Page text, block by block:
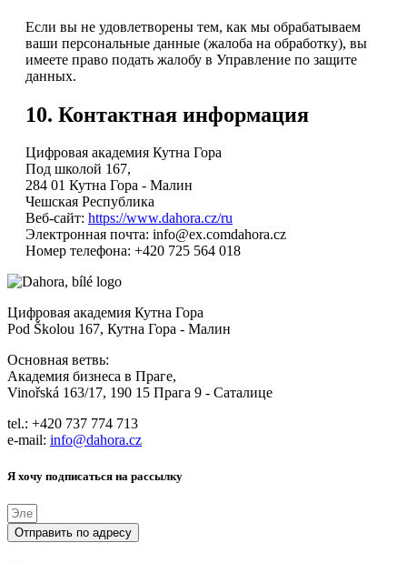
Если вы не удовлетворены тем, как мы обрабатываем
ваши персональные данные (жалоба на обработку), вы
имеете право подать жалобу в Управление по защите
данных.
10. Контактная информация
Цифровая академия Кутна Гора
Под школой 167,
284 01 Кутна Гора - Малин
Чешская Республика
Веб-сайт: https://www.dahora.cz/ru
Электронная почта: info@ex.comdahora.cz
Номер телефона: +420 725 564 018
Цифровая академия Кутна Гора
Pod Školou 167, Кутна Гора - Малин
Основная ветвь:
Академия бизнеса в Праге,
Vinořská 163/17, 190 15 Прага 9 - Саталице
tel.: +420 737 774 713
e-mail: info@dahora.cz
Я хочу подписаться на рассылку
Отправить по адресу